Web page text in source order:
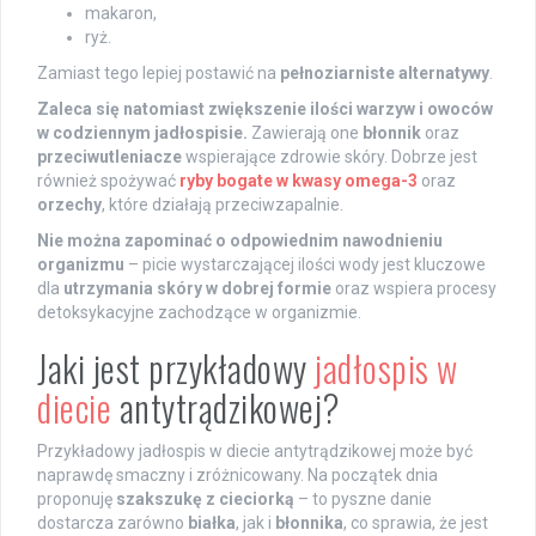
makaron,
ryż.
Zamiast tego lepiej postawić na pełnoziarniste alternatywy
Zaleca się natomiast zwiększenie ilości warzyw i owoców
w codziennym jadłospisie. Zawierają one błonnik oraz
przeciwutleniaczewspierające zdrowie skóry. Dobrze jest
również spożywać ryby bogate w kwasy omega-3 oraz
orzechy, które działają przeciwzapalnie.
Nie można zapominać o odpowiednim nawodnieniu
organizmu – picie wystarczającej ilości wody jest kluczowe
dla utrzymania skóry w dobrej formie oraz wspiera procesy
detoksykacyjne zachodzące w organizmie.
Jaki jest przykładowy jadłospis w
diecie antytrądzikowej?
Przykładowy jadłospis w diecie antytrądzikowej może być
naprawdę smaczny i zróżnicowany. Na początek dnia
proponuję szakszukę z cieciorką – to pyszne danie
dostarcza zarówno białka, jak i błonnika, co sprawia, że jest